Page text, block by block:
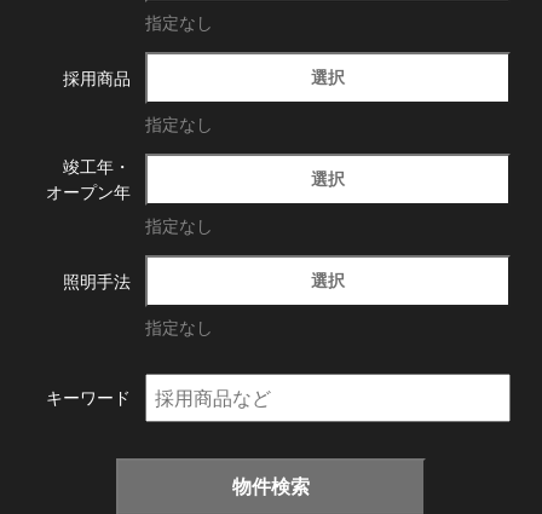
指定なし
採用商品 選択
指定なし
竣工年・
オープン年
選択
指定なし
照明手法 選択
指定なし
キーワード
物件検索